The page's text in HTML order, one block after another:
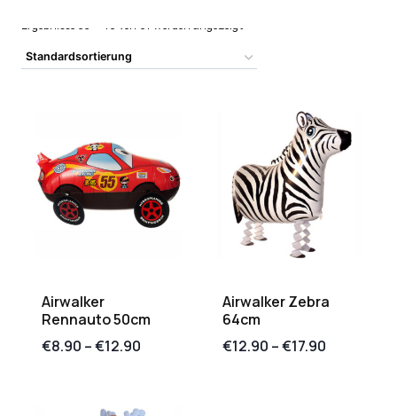
Ergebnisse 33 – 48 von 61 werden angezeigt
Airwalker
Rennauto 50cm
€8.90 –€12.90
Airwalker Zebra
64cm
€12.90 –€17.90